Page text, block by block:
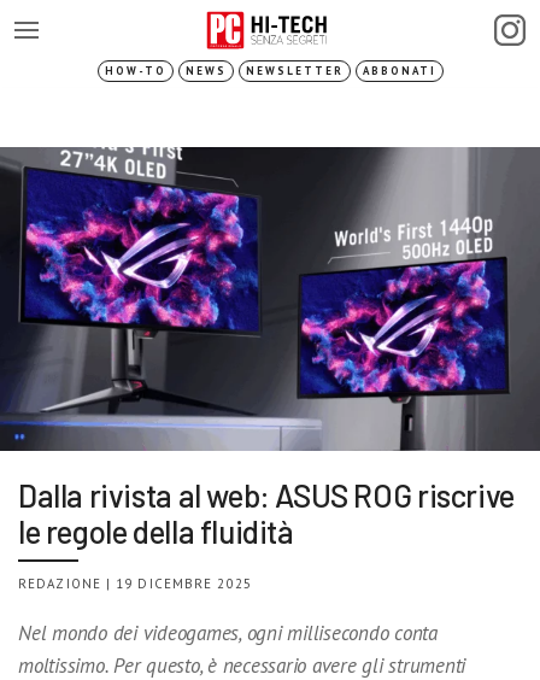
HOW-TO NEWS NEWSLETTER ABBONATI
Dalla rivista al web: ASUS ROG riscrive
le regole della fluidità
REDAZIONE | 19 DICEMBRE 2025
Nel mondo dei videogames, ogni millisecondo conta
moltissimo. Per questo, è necessario avere gli strumenti